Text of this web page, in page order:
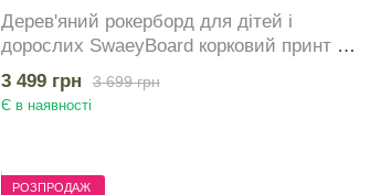
Дерев'яний рокерборд для дітей і
дорослих SwaeyBoard корковий принт XL
Dino з захистом пальців до 150 кг
3 699 грн
3 499 грн
Є в наявності
РОЗПРОДАЖ